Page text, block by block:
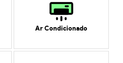
Ar Condicionado